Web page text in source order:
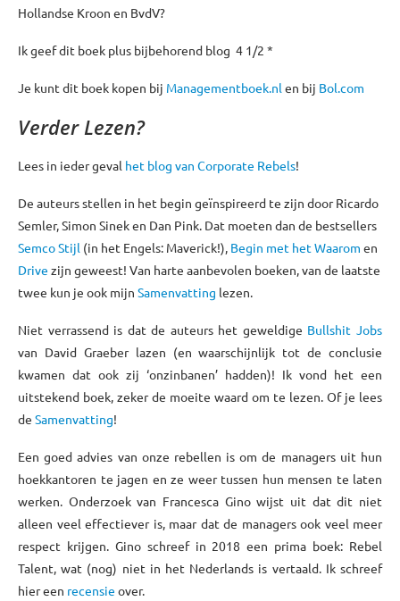
Hollandse Kroon en BvdV?
Ik geef dit boek plus bijbehorend blog 4 1/2 *
Je kunt dit boek kopen bij Managementboek.nl en bij Bol.com
Verder Lezen?
Lees in ieder geval het blog van Corporate Rebels!
De auteurs stellen in het begin geïnspireerd te zijn door Ricardo
Semler, Simon Sinek en Dan Pink. Dat moeten dan de bestsellers
Semco Stijl (in het Engels: Maverick!), Begin met het Waarom en
Drive zijn geweest! Van harte aanbevolen boeken, van de laatste
twee kun je ook mijn Samenvatting lezen.
Niet verrassend is dat de auteurs het geweldige Bullshit Jobs
van David Graeber lazen (en waarschijnlijk tot de conclusie
kwamen dat ook zij ‘onzinbanen’ hadden)! Ik vond het een
uitstekend boek, zeker de moeite waard om te lezen. Of je lees
de Samenvatting!
Een goed advies van onze rebellen is om de managers uit hun
hoekkantoren te jagen en ze weer tussen hun mensen te laten
werken. Onderzoek van Francesca Gino wijst uit dat dit niet
alleen veel effectiever is, maar dat de managers ook veel meer
respect krijgen. Gino schreef in 2018 een prima boek: Rebel
Talent, wat (nog) niet in het Nederlands is vertaald. Ik schreef
hier een recensie over.